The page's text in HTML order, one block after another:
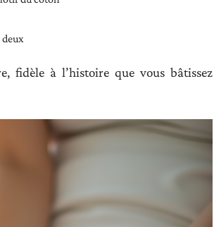
fidèle à l’histoire que vous bâtissez